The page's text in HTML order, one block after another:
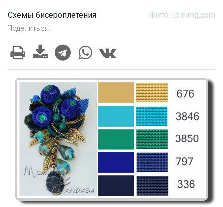
Схемы бисероплетения Фото: i.pinimg.com
Поделиться: